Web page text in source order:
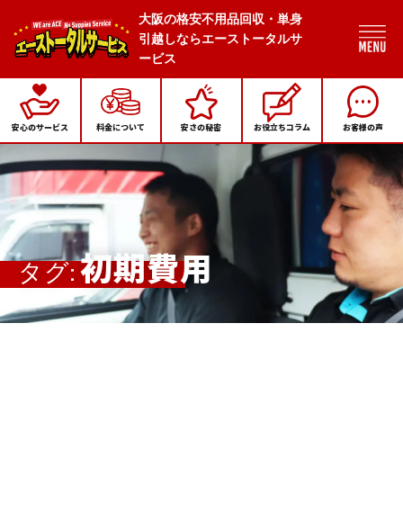
大阪の格安不用品回収・単身
引越しならエーストータルサ
ービス
安心のサービス 料金について 安さの秘密 お役立ちコラム お客様の声
タグ: 初期費用